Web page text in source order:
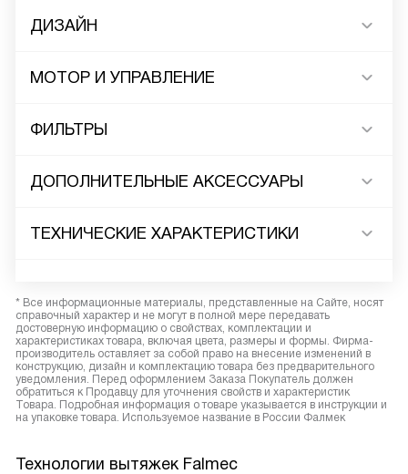
ДИЗАЙН
МОТОР И УПРАВЛЕНИЕ
ФИЛЬТРЫ
ДОПОЛНИТЕЛЬНЫЕ АКСЕССУАРЫ
ТЕХНИЧЕСКИЕ ХАРАКТЕРИСТИКИ
* Все информационные материалы, представленные на Сайте, носят
справочный характер и не могут в полной мере передавать
достоверную информацию о свойствах, комплектации и
характеристиках товара, включая цвета, размеры и формы. Фирма-
производитель оставляет за собой право на внесение изменений в
конструкцию, дизайн и комплектацию товара без предварительного
уведомления. Перед оформлением Заказа Покупатель должен
обратиться к Продавцу для уточнения свойств и характеристик
Товара. Подробная информация о товаре указывается в инструкции и
на упаковке товара. Используемое название в России Фалмек
Технологии вытяжек Falmec